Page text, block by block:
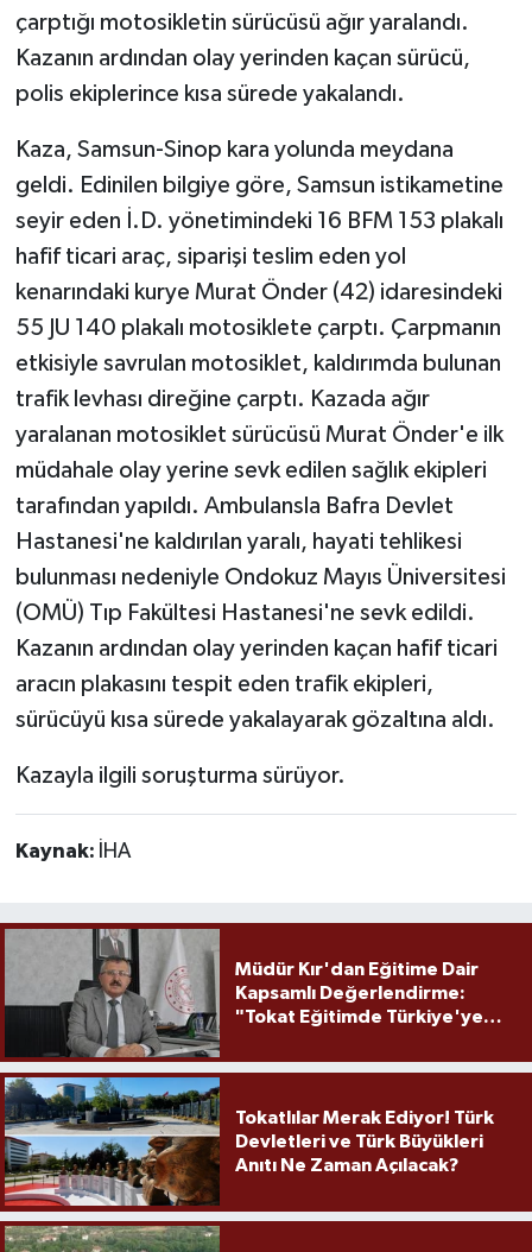
çarptığı motosikletin sürücüsü ağır yaralandı.
Kazanın ardından olay yerinden kaçan sürücü,
polis ekiplerince kısa sürede yakalandı.
Kaza, Samsun-Sinop kara yolunda meydana
geldi. Edinilen bilgiye göre, Samsun istikametine
seyir eden İ.D. yönetimindeki 16 BFM 153 plakalı
hafif ticari araç, siparişi teslim eden yol
kenarındaki kurye Murat Önder (42) idaresindeki
55 JU 140 plakalı motosiklete çarptı. Çarpmanın
etkisiyle savrulan motosiklet, kaldırımda bulunan
trafik levhası direğine çarptı. Kazada ağır
yaralanan motosiklet sürücüsü Murat Önder'e ilk
müdahale olay yerine sevk edilen sağlık ekipleri
tarafından yapıldı. Ambulansla Bafra Devlet
Hastanesi'ne kaldırılan yaralı, hayati tehlikesi
bulunması nedeniyle Ondokuz Mayıs Üniversitesi
(OMÜ) Tıp Fakültesi Hastanesi'ne sevk edildi.
Kazanın ardından olay yerinden kaçan hafif ticari
aracın plakasını tespit eden trafik ekipleri,
sürücüyü kısa sürede yakalayarak gözaltına aldı.
Kazayla ilgili soruşturma sürüyor.
Kaynak: İHA
Müdür Kır'dan Eğitime Dair
Kapsamlı Değerlendirme:
"Tokat Eğitimde Türkiye'ye
Tokatlılar Merak Ediyor! Türk
Devletleri ve Türk Büyükleri
Anıtı Ne Zaman Açılacak?